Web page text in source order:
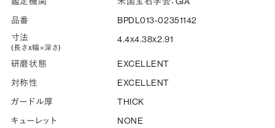
品番
BPDL013-02351142
寸法
(長さx幅×深さ)
4.4x4.38x2.91
研磨状態
EXCELLENT
対称性
EXCELLENT
ガードル厚
THICK
キューレット
NONE